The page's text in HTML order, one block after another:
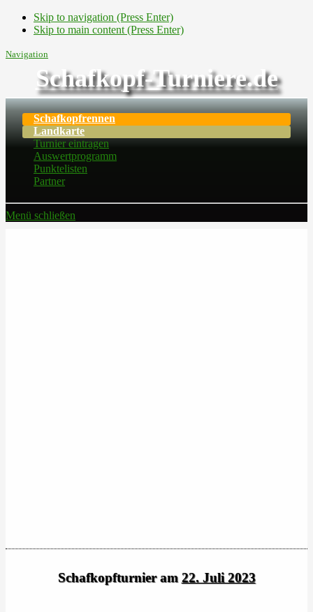
Skip to navigation (Press Enter)
Skip to main content (Press Enter)
Navigation
Schafkopf-Turniere.de
Schafkopfrennen
Landkarte
Turnier eintragen
Auswertprogramm
Punktelisten
Partner
Menü schließen
Schafkopfturnier am 22. Juli 2023